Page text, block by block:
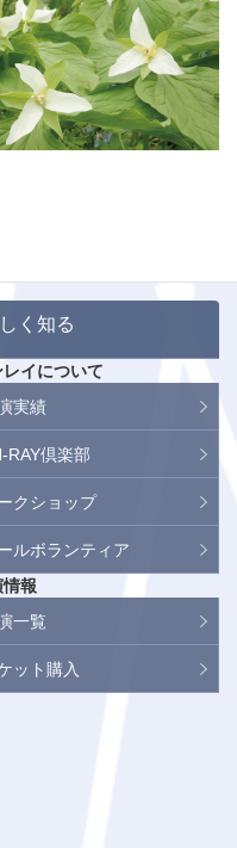
く知る
レイについて
実績
RAY倶楽部
クショップ
ルボランティア
報
一覧
ット購入